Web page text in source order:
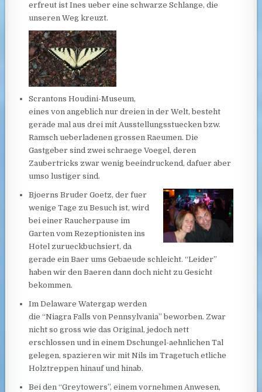
erfreut ist Ines ueber eine schwarze Schlange, die
unseren Weg kreuzt.
Scrantons Houdini-Museum,
eines von angeblich nur dreien in der Welt, besteht
gerade mal aus drei mit Ausstellungsstuecken bzw.
Ramsch ueberladenen grossen Raeumen. Die
Gastgeber sind zwei schraege Voegel, deren
Zaubertricks zwar wenig beeindruckend, dafuer aber
umso lustiger sind.
Bjoerns Bruder Goetz, der fuer
wenige Tage zu Besuch ist, wird
bei einer Raucherpause im
Garten vom Rezeptionisten ins
Hotel zurueckbuchsiert, da
gerade ein Baer ums Gebaeude schleicht. “Leider”
haben wir den Baeren dann doch nicht zu Gesicht
bekommen.
Im Delaware Watergap werden
die “Niagra Falls von Pennsylvania” beworben. Zwar
nicht so gross wie das Original, jedoch nett
erschlossen und in einem Dschungel-aehnlichen Tal
gelegen, spazieren wir mit Nils im Tragetuch etliche
Holztreppen hinauf und hinab.
Bei den “Greytowers”, einem vornehmen Anwesen,